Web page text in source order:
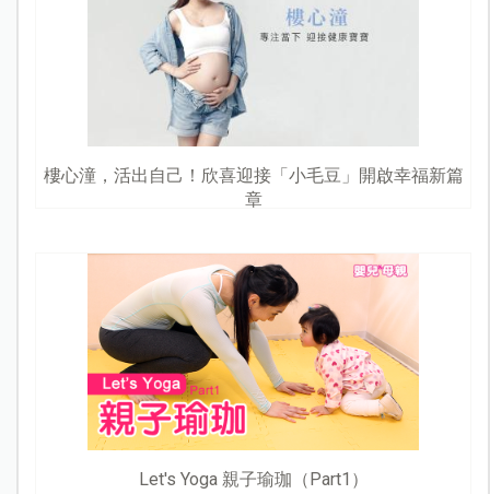
樓心潼，活出自己！欣喜迎接「小毛豆」開啟幸福新篇
章
Let's Yoga 親子瑜珈（Part1）